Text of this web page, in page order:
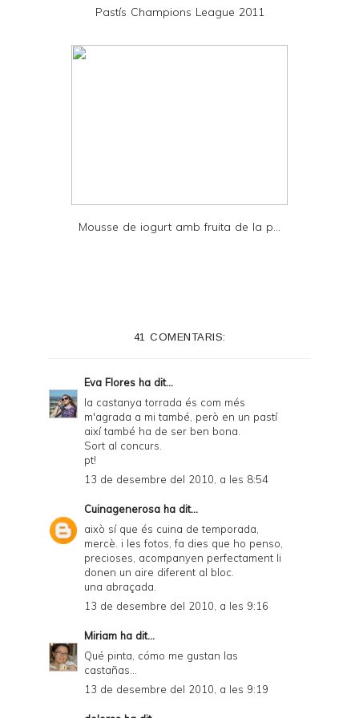
Pastís Champions League 2011
Mousse de iogurt amb fruita de la p...
41 COMENTARIS:
Eva Flores ha dit...
la castanya torrada és com més
m'agrada a mi també, però en un pastí
així també ha de ser ben bona.
Sort al concurs.
pt!
13 de desembre del 2010, a les 8:54
Cuinagenerosa ha dit...
això sí que és cuina de temporada,
mercè. i les fotos, fa dies que ho penso,
precioses, acompanyen perfectament li
donen un aire diferent al bloc.
una abraçada.
13 de desembre del 2010, a les 9:16
Miriam ha dit...
Qué pinta, cómo me gustan las
castañas...
13 de desembre del 2010, a les 9:19